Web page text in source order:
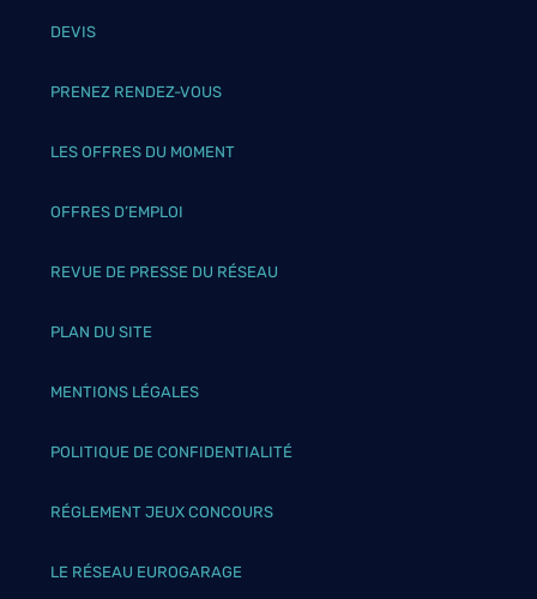
DEVIS
PRENEZ RENDEZ-VOUS
LES OFFRES DU MOMENT
OFFRES D’EMPLOI
REVUE DE PRESSE DU RÉSEAU
PLAN DU SITE
MENTIONS LÉGALES
POLITIQUE DE CONFIDENTIALITÉ
RÉGLEMENT JEUX CONCOURS
LE RÉSEAU EUROGARAGE